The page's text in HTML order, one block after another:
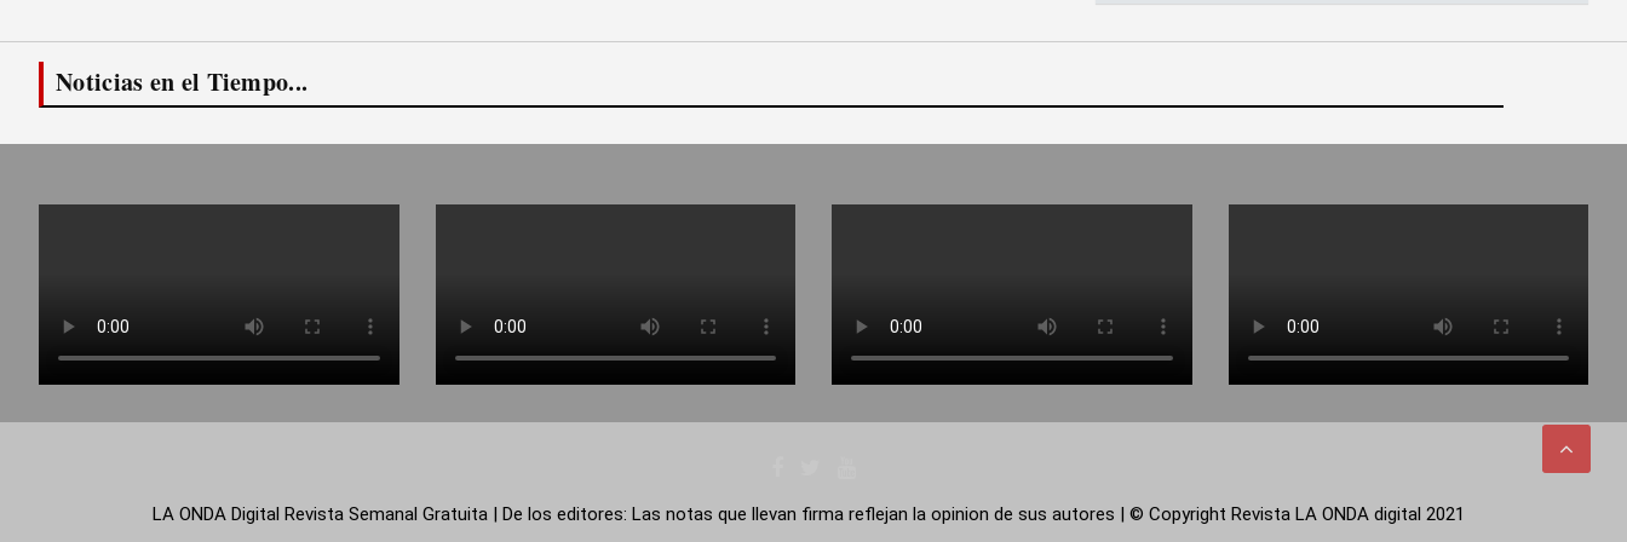
Noticias en el Tiempo...
LA ONDA Digital Revista Semanal Gratuita | De los editores: Las notas que llevan firma reflejan la opinion de sus autores | © Copyright Revista LA ONDA digital 2021